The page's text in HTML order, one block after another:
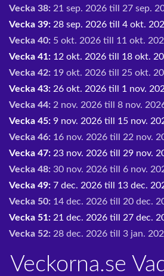
Vecka 38: 21 sep. 2026 till 27 sep.
Vecka 39: 28 sep. 2026 till 4 okt.
Vecka 40: 5 okt. 2026 till 11 okt.
Vecka 41: 12 okt. 2026 till 18 okt.
Vecka 42: 19 okt. 2026 till 25 okt.
Vecka 43: 26 okt. 2026 till 1 nov.
Vecka 44: 2 nov. 2026 till 8 nov.
Vecka 45: 9 nov. 2026 till 15 nov.
Vecka 46: 16 nov. 2026 till 22 nov.
Vecka 47: 23 nov. 2026 till 29 nov.
Vecka 48: 30 nov. 2026 till 6 nov.
Vecka 49: 7 dec. 2026 till 13 dec.
Vecka 50: 14 dec. 2026 till 20 dec.
Vecka 51: 21 dec. 2026 till 27 dec.
Vecka 52: 28 dec. 2026 till 3 jan.
Veckorna.se